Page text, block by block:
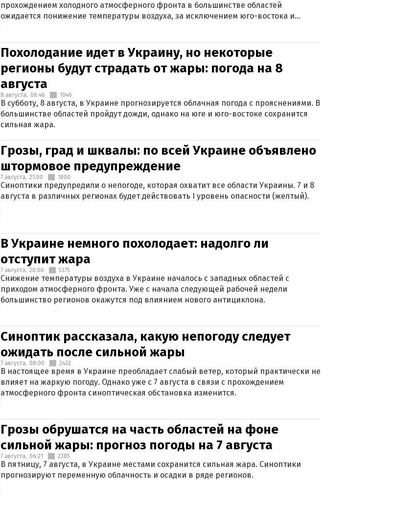
прохождением холодного атмосферного фронта в большинстве областей
ожидается понижение температуры воздуха, за исключением юго-востока и
Похолодание идет в Украину, но некоторые
регионы будут страдать от жары: погода на 8
августа
8 августа, 06:46 1046
В субботу, 8 августа, в Украине прогнозируется облачная погода с прояснениями. В
большинстве областей пройдут дожди, однако на юге и юго-востоке сохранится
сильная жара.
Грозы, град и шквалы: по всей Украине объявлено
штормовое предупреждение
7 августа, 21:00 1800
Синоптики предупредили о непогоде, которая охватит все области Украины. 7 и 8
августа в различных регионах будет действовать I уровень опасности (желтый).
В Украине немного похолодает: надолго ли
отступит жара
7 августа, 20:00 5375
Снижение температуры воздуха в Украине началось с западных областей с
приходом атмосферного фронта. Уже с начала следующей рабочей недели
большинство регионов окажутся под влиянием нового антициклона.
Синоптик рассказала, какую непогоду следует
ожидать после сильной жары
7 августа, 08:00 2432
В настоящее время в Украине преобладает слабый ветер, который практически не
влияет на жаркую погоду. Однако уже с 7 августа в связи с прохождением
атмосферного фронта синоптическая обстановка изменится.
Грозы обрушатся на часть областей на фоне
сильной жары: прогноз погоды на 7 августа
7 августа, 06:21 2385
В пятницу, 7 августа, в Украине местами сохранится сильная жара. Синоптики
прогнозируют переменную облачность и осадки в ряде регионов.